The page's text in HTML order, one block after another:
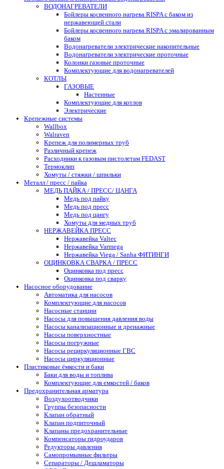
ВОДОНАГРЕВАТЕЛИ
Бойлеры косвенного нагрева RISPA с баком из
нержавеющей стали
Бойлеры косвенного нагрева RISPA с эмалированным
баком
Водонагреватели электрические накопительные
Водонагреватели электрические проточные
Колонки газовые проточные
Комплектующие для водонагревателей
КОТЛЫ
ГАЗОВЫЕ
Настенные
Комплектующие для котлов
Электрические
Крепежные системы
Wallbox
Walraven
Крепеж для полимерных труб
Различный крепеж
Расходники к газовым пистолетам FEDAST
Термоклип
Хомуты / стяжки / шпильки
Металл / пресс / пайка
МЕДЬ ПАЙКА / ПРЕСС/ ЦАНГА
Медь под пайку
Медь под пресс
Медь под цангу
Хомуты для медных труб
НЕРЖАВЕЙКА ПРЕСС
Нержавейка Valtec
Нержавейка Varmega
Нержавейка Viega / Sanha ФИТИНГИ
ОЦИНКОВКА СВАРКА / ПРЕСС
Оцинковка под пресс
Оцинковка под сварку
Насосное оборудование
Автоматика для насосов
Комплектующие для насосов
Насосные станции
Насосы для повышения давления воды
Насосы канализационные и дренажные
Насосы поверхностные
Насосы погружные
Насосы рециркуляционные ГВС
Насосы циркуляционные
Пластиковые ёмкости и баки
Баки для воды и топлива
Комплектующие для емкостей / баков
Предохранительная арматура
Воздухоотводчики
Группы безопасности
Клапан обратный
Клапан подпиточный
Клапаны предохранительные
Компенсаторы гидроударов
Редукторы давления
Самопромывные фильтры
Сепараторы / Дешламаторы